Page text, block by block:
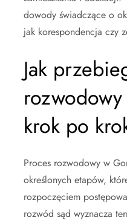
dowody świadczące o
jak korespondencja czy
Jak
krok po
Proces rozwodowy w
określonych etapów,
rozpoczęciem
rozwód sąd wyznacza